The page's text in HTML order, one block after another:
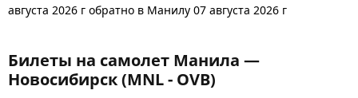
августа 2026 г обратно в Манилу 07 августа 2026 г
Билеты на самолет Манила —
Новосибирск (MNL - OVB)